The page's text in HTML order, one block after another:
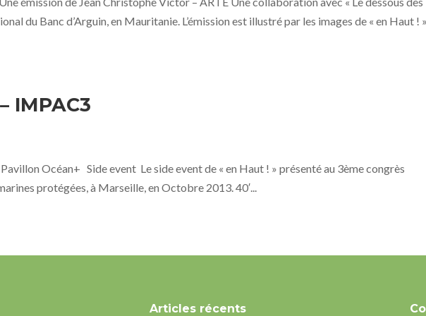
du Banc d’Arguin, en Mauritanie. L’émission est illustré par les images de « en Haut ! »
IMPAC3
Océan+ Side event Le side event de « en Haut ! » présenté au 3ème congrès
protégées, à Marseille, en Octobre 2013. 40′...
Articles récents